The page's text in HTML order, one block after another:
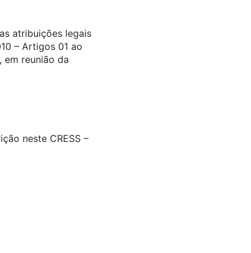
atribuições legais
– Artigos 01 ao
em reunião da
neste CRESS –